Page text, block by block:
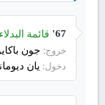
67' قائمة البدلاء
خروج: جون
دخول: يان